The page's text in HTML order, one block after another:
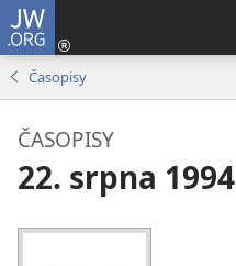
JW.ORG
Časopisy
ČASOPISY
22. srpna 1994